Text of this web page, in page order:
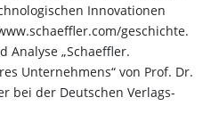
Innovationen
geschichte.
Analyse „Schaeffler.
Unternehmens“ von Prof. Dr.
bei der Deutschen Verlags-